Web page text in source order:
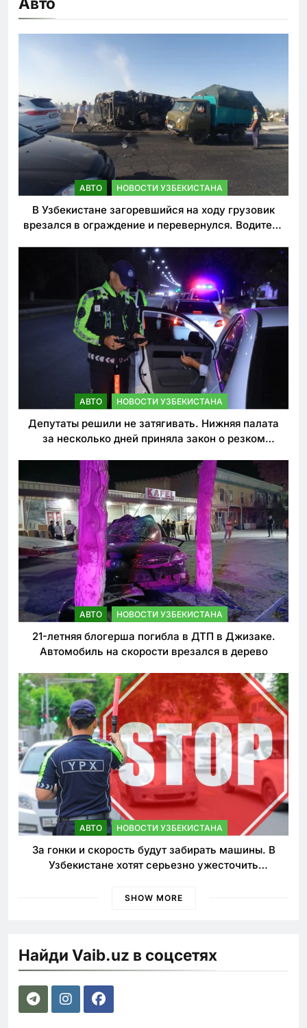
АВТО НОВОСТИ УЗБЕКИСТАНА
В Узбекистане загоревшийся на ходу грузовик
врезался в ограждение и перевернулся. Водитель
АВТО НОВОСТИ УЗБЕКИСТАНА
Депутаты решили не затягивать. Нижняя палата
за несколько дней приняла закон о резком
АВТО НОВОСТИ УЗБЕКИСТАНА
21-летняя блогерша погибла в ДТП в Джизаке.
Автомобиль на скорости врезался в дерево
АВТО НОВОСТИ УЗБЕКИСТАНА
За гонки и скорость будут забирать машины. В
Узбекистане хотят серьезно ужесточить
SHOW MORE
Найди Vaib.uz в соцсетях